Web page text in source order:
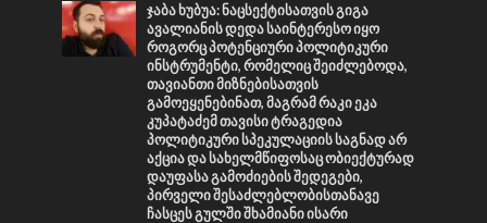
ჯაბა ხუბუა: ნაცსექტისათვის გიგა
ავალიანის დედა საინტერესო იყო
როგორც პოტენციური პოლიტიკური
ინსტრუმენტი, რომელიც შეიძლებოდა,
თავიანთი მიზნებისათვის
გამოეყენებინათ, მაგრამ რაკი ეკა
კუპატაძემ თავისი ტრაგედია
პოლიტიკური სპეკულაციის საგნად არ
აქცია და სახელმწიფოსაც ობიექტურად
დაუფასა გამოძიების შედეგები,
პირველი შესაძლებლობისთანავე
ჩასცეს გულში შხამიანი ისარი